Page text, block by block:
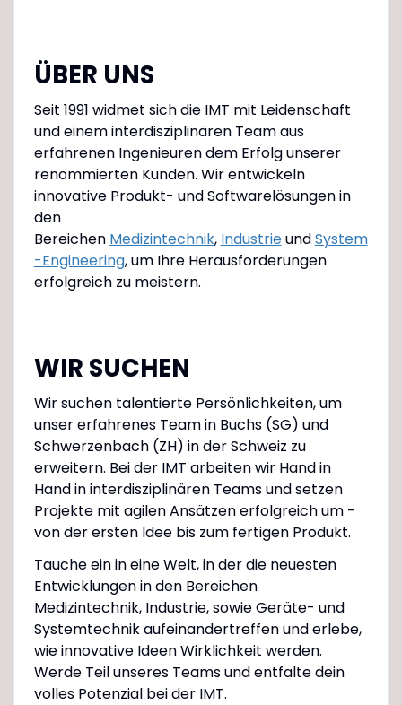
ÜBER UNS
Seit 1991 widmet sich die IMT mit Leidenschaft
und einem interdisziplinären Team aus
erfahrenen Ingenieuren dem Erfolg unserer
renommierten Kunden. Wir entwickeln
innovative Produkt- und Softwarelösungen in
den
Bereichen Medizintechnik, IndustrieundSystem
-Engineering, um Ihre Herausforderungen
erfolgreich zu meistern.
WIR SUCHEN
Wir suchen talentierte Persönlichkeiten, um
unser erfahrenes Team in Buchs (SG) und
Schwerzenbach (ZH) in der Schweiz zu
erweitern. Bei der IMT arbeiten wir Hand in
Hand in interdisziplinären Teams und setzen
Projekte mit agilen Ansätzen erfolgreich um -
von der ersten Idee bis zum fertigen Produkt.
Tauche ein in eine Welt, in der die neuesten
Entwicklungen in den Bereichen
Medizintechnik, Industrie, sowie Geräte- und
Systemtechnik aufeinandertreffen und erlebe,
wie innovative Ideen Wirklichkeit werden.
Werde Teil unseres Teams und entfalte dein
volles Potenzial bei der IMT.